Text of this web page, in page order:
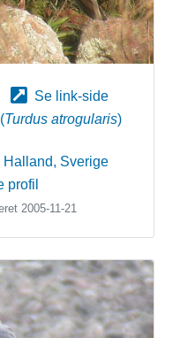
Se link-side
(Turdus atrogularis)
Halland, Sverige
profil
2005-11-21